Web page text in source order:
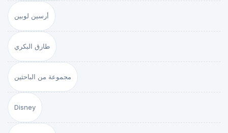
أرسين لوبين
طارق البكري
مجموعة من الباحثين
Disney